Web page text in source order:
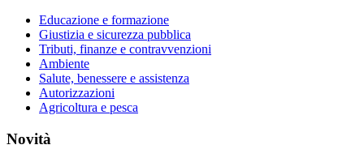
Educazione e formazione
Giustizia e sicurezza pubblica
Tributi, finanze e contravvenzioni
Ambiente
Salute, benessere e assistenza
Autorizzazioni
Agricoltura e pesca
Novità